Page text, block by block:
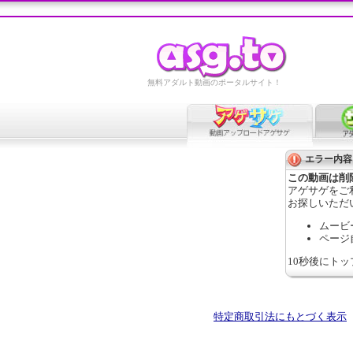
無料アダルト動画のポータルサイト！
エラー内容
この動画は削
アゲサゲをご
お探しいただ
ムービ
ページ
10秒後にト
特定商取引法にもとづく表示